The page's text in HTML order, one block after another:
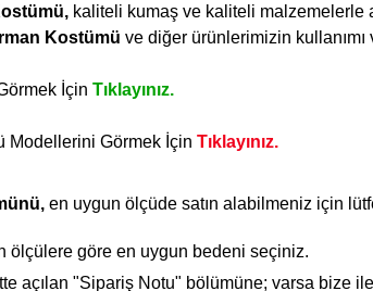
, kaliteli kumaş ve kaliteli malzemelerle
Kostümü ve diğer ürünlerimizin kullanımı
İçin Tıklayınız.
Modellerini Görmek İçin Tıklayınız.
en uygun ölçüde satın alabilmeniz için
ölçülere göre en uygun bedeni seçiniz.
açılan "Sipariş Notu" bölümüne; varsa bize